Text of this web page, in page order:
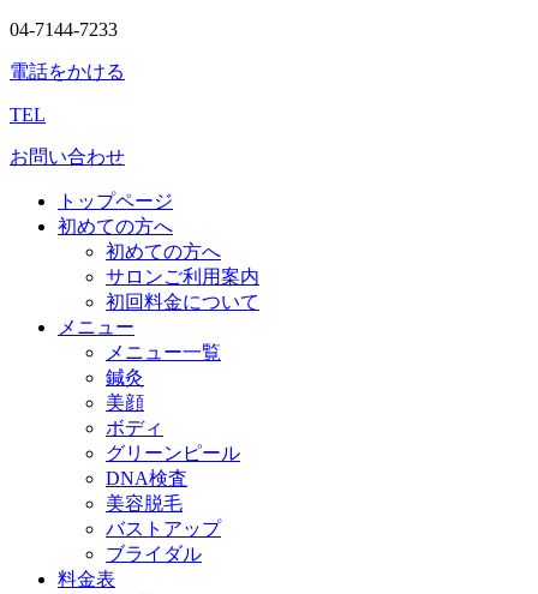
04-7144-7233
電話をかける
TEL
お問い合わせ
トップページ
初めての方へ
初めての方へ
サロンご利用案内
初回料金について
メニュー
メニュー一覧
鍼灸
美顔
ボディ
グリーンピール
DNA検査
美容脱毛
バストアップ
ブライダル
料金表